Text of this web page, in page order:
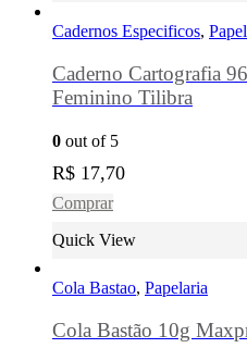
Cadernos Especificos,
Caderno Cartografia
Feminino Tilibra
0 out of 5
R$ 17,70
Comprar
Quick View
Cola Bastao, Papelaria
Cola Bastão 10g